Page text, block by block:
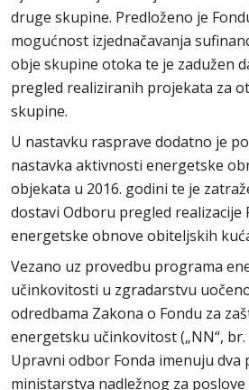
druge skupine. Predloženo je
mogućnost izjednačavanja
obje skupine otoka te je zadužen
pregled realiziranih projekata za
skupine.
U nastavku rasprave dodatno je
nastavka aktivnosti energetske
objekata u 2016. godini te je
dostavi Odboru pregled realizacije
energetske obnove obiteljskih
Vezano uz provedbu programa
učinkovitosti u zgradarstvu
odredbama Zakona o Fondu za
energetsku učinkovitost („NN“, br.
Upravni odbor Fonda imenuju dva
ministarstva nadležnog za